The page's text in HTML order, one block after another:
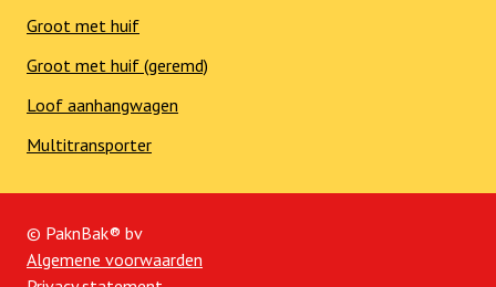
Groot met huif
Groot met huif (geremd)
Loof aanhangwagen
Multitransporter
© PaknBak® bv
Algemene voorwaarden